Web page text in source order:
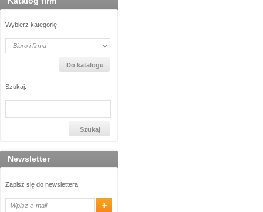
Wybierz kategorię:
Szukaj:
Newsletter
Zapisz się do newslettera.